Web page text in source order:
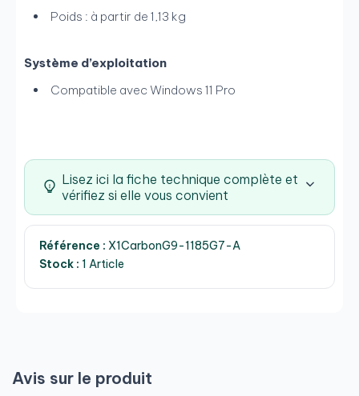
Poids : à partir de 1,13 kg
Système d’exploitation
Compatible avec Windows 11 Pro
Lisez ici la fiche technique complète et
vérifiez si elle vous convient
Référence : X1CarbonG9-1185G7-A
Stock : 1 Article
Avis sur le produit